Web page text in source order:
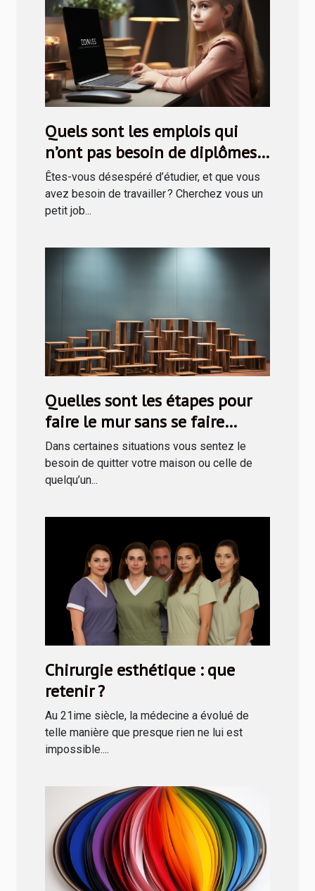
Quels sont les emplois qui
n’ont pas besoin de diplômes
avant de recruter ?
Êtes-vous désespéré d’étudier, et que vous
avez besoin de travailler ? Cherchez vous un
petit job...
Quelles sont les étapes pour
faire le mur sans se faire
prendre ?
Dans certaines situations vous sentez le
besoin de quitter votre maison ou celle de
quelqu’un...
Chirurgie esthétique : que
retenir ?
Au 21ime siècle, la médecine a évolué de
telle manière que presque rien ne lui est
impossible....